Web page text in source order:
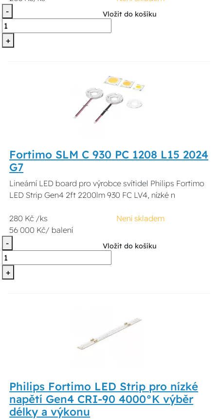
-
+
Vložit do košíku
Fortimo SLM C 930 PC 1208 L15 2024
G7
Lineární LED board pro výrobce svítidel Philips Fortimo
LED Strip Gen4 2ft 2200lm 930 FC LV4, nízké n
280 Kč /ks
56 000 Kč/ balení
Není skladem
-
+
Vložit do košíku
Philips Fortimo LED Strip pro nízké
napětí Gen4 CRI-90 4000°K výběr
délky a výkonu